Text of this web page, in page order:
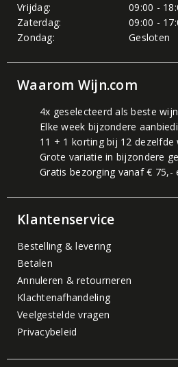
Vrijdag:
09:00 -
Zaterdag:
09:00 -
Zondag:
Gesloten
Waarom Wijn.com
4x geselecteerd als beste
Elke week bijzondere
11 + 1 korting bij 12 dezelfde
Grote variatie in bijzondere
Gratis bezorging vanaf €
Klantenservice
Bestelling & levering
Betalen
Annuleren & retourneren
Klachtenafhandeling
Veelgestelde vragen
Privacybeleid